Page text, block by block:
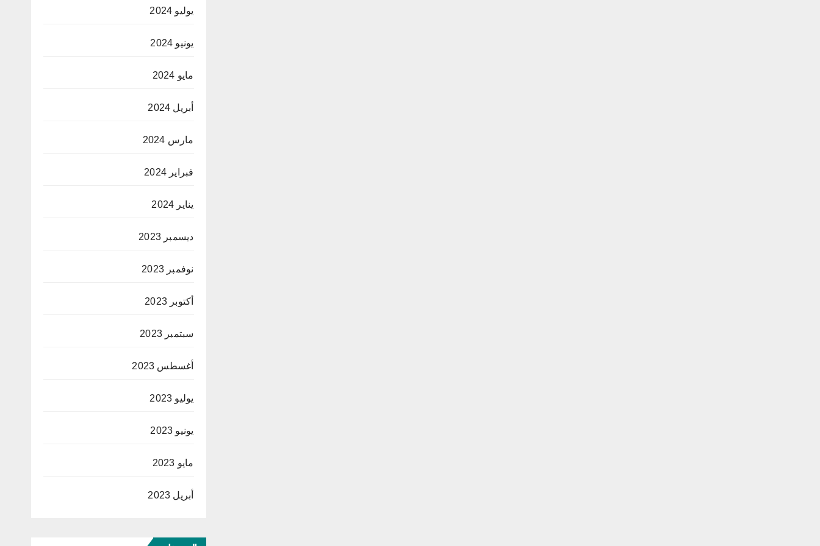
يوليو 2024
يونيو 2024
مايو 2024
أبريل 2024
مارس 2024
فبراير 2024
يناير 2024
ديسمبر 2023
نوفمبر 2023
أكتوبر 2023
سبتمبر 2023
أغسطس 2023
يوليو 2023
يونيو 2023
مايو 2023
أبريل 2023